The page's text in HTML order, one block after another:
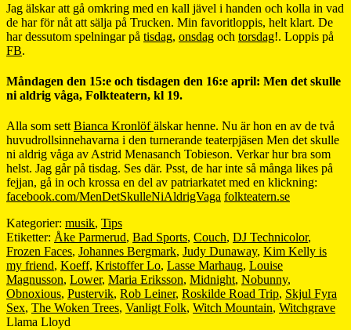
Jag älskar att gå omkring med en kall jävel i handen och kolla in vad
de har för nåt att sälja på Trucken. Min favoritloppis, helt klart. De
har dessutom spelningar på tisdag, onsdag och torsdag!. Loppis på
FB.
Måndagen den 15:e och tisdagen den 16:e april: Men det skulle
ni aldrig våga, Folkteatern, kl 19.
Alla som sett Bianca Kronlöfälskar henne. Nu är hon en av de två
huvudrollsinnehavarna i den turnerande teaterpjäsen Men det skulle
ni aldrig våga av Astrid Menasanch Tobieson. Verkar hur bra som
helst. Jag går på tisdag. Ses där. Psst, de har inte så många likes på
fejjan, gå in och krossa en del av patriarkatet med en klickning:
facebook.com/MenDetSkulleNiAldrigVaga folkteatern.se
Kategorier: musik, Tips
Etiketter: Åke Parmerud, Bad Sports, Couch, DJ Technicolor,
Frozen Faces, Johannes Bergmark, Judy Dunaway, Kim Kelly is
my friend, Koeff, Kristoffer Lo, Lasse Marhaug, Louise
Magnusson, Lower, Maria Eriksson, Midnight, Nobunny,
Obnoxious, Pustervik, Rob Leiner, Roskilde Road Trip, Skjul Fyra
Sex, The Woken Trees, Vanligt Folk, Witch Mountain, Witchgrave
Llama Lloyd